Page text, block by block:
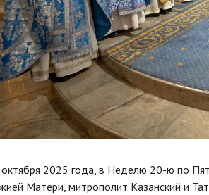
2025 года, в Неделю 20-ю по
Матери, митрополит Казанский и